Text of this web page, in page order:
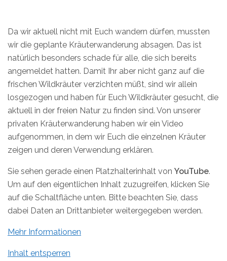
Da wir aktuell nicht mit Euch wandern dürfen, mussten
wir die geplante Kräuterwanderung absagen. Das ist
natürlich besonders schade für alle, die sich bereits
angemeldet hatten. Damit Ihr aber nicht ganz auf die
frischen Wildkräuter verzichten müßt, sind wir allein
losgezogen und haben für Euch Wildkräuter gesucht, die
aktuell in der freien Natur zu finden sind. Von unserer
privaten Kräuterwanderung haben wir ein Video
aufgenommen, in dem wir Euch die einzelnen Kräuter
zeigen und deren Verwendung erklären.
Sie sehen gerade einen Platzhalterinhalt von YouTube.
Um auf den eigentlichen Inhalt zuzugreifen, klicken Sie
auf die Schaltfläche unten. Bitte beachten Sie, dass
dabei Daten an Drittanbieter weitergegeben werden.
Mehr Informationen
Inhalt entsperren